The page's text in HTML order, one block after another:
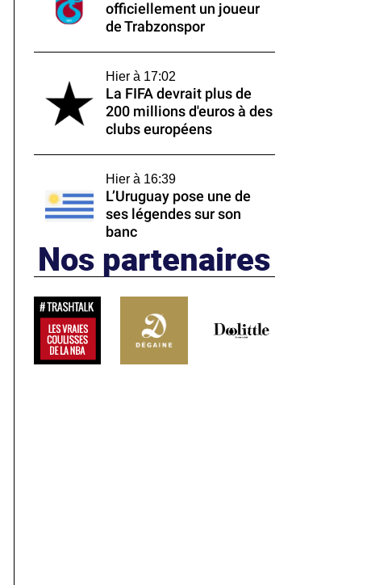
officiellement un joueur
de Trabzonspor
Hier à 17:02
La FIFA devrait plus de
200 millions d'euros à des
clubs européens
Hier à 16:39
L’Uruguay pose une de
ses légendes sur son
banc
Nos partenaires